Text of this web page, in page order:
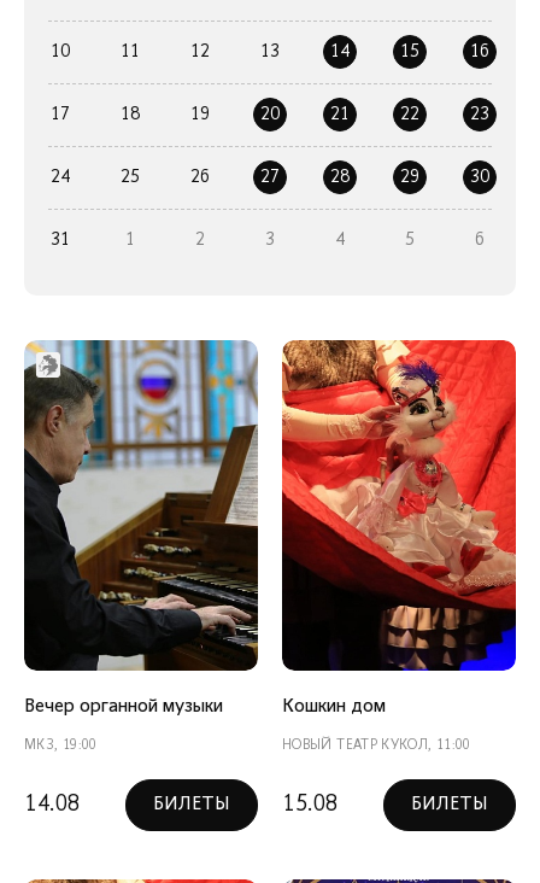
10 11 12 13 14 15 16
17 18 19 20 21 22 23
24 25 26 27 28 29 30
31 1 2 3 4 5 6
Вечер органной музыки
МКЗ, 19:00
14.08 БИЛЕТЫ
Кошкин дом
НОВЫЙ ТЕАТР КУКОЛ, 11:00
15.08 БИЛЕТЫ